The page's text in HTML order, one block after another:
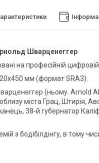
Шварценеггер
на професійній
мм (формат SRA3).
(ньому. Arnold
міста Грац, Штирія,
38-й губернатор
з бодібілдінгу, в тому